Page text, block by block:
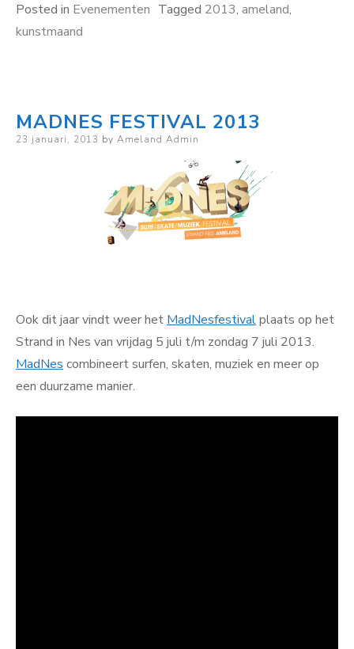
Posted in Evenementen Tagged 2013, ameland,
kunstmaand
MADNES FESTIVAL 2013
Posted
23 januari, 2013 by Ameland Admin
Ook dit jaar vindt weer het MadNesfestivalplaats op het
Strand in Nes van vrijdag 5 juli t/m zondag 7 juli 2013.
MadNes combineert surfen, skaten, muziek en meer op
een duurzame manier.